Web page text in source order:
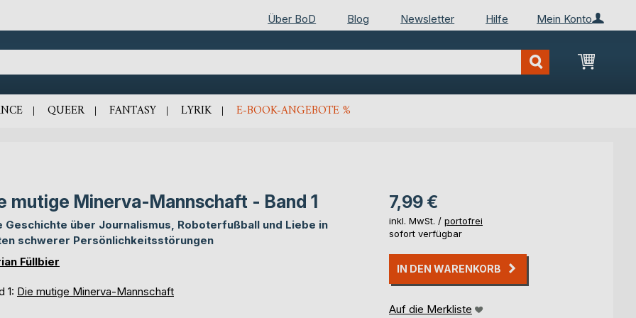
Mein Konto
Über BoD Blog Newsletter Hilfe
Mein
QUEER FANTASY LYRIK E-BOOK-ANGEBOTE %
mutige Minerva-Mannschaft - Band 1
Geschichte über Journalismus, Roboterfußball und Liebe in
schwerer Persönlichkeitsstörungen
Füllbier
1: Die mutige Minerva-Mannschaft
7,99 €
inkl. MwSt. / portofrei
sofort verfügbar
IN DEN WARENKORB
Auf die Merkliste